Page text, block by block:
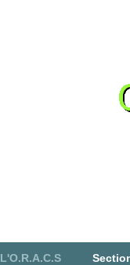
L'O.R.A.C.S